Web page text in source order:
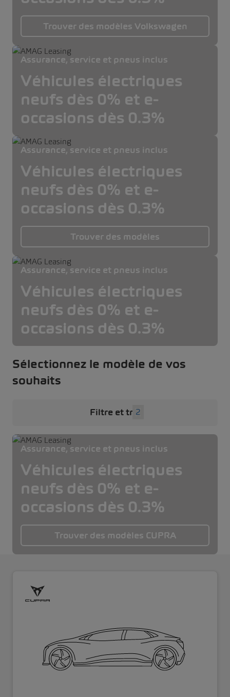
Trouver des modèles Volkswagen
Assurance, service et pneus inclus
Véhicules électriques
neufs dès 0% et e-
occasions dès 0.3%
Assurance, service et pneus inclus
Véhicules électriques
neufs dès 0% et e-
occasions dès 0.3%
Trouver des modèles
Assurance, service et pneus inclus
Véhicules électriques
neufs dès 0% et e-
occasions dès 0.3%
Sélectionnez le modèle de vos
souhaits
Filtre et tri 2
Assurance, service et pneus inclus
Véhicules électriques
neufs dès 0% et e-
occasions dès 0.3%
Trouver des modèles CUPRA